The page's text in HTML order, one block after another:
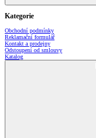
Kategorie
Obchodní podmínky
Reklamační formulář
Kontakt a prodejny
Odstoupení od smlouvy
Katalog